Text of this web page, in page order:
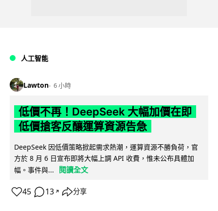
人工智能
Lawton 6 小時
低價不再！DeepSeek 大幅加價在即
低價搶客反釀運算資源告急
DeepSeek 因低價策略掀起需求熱潮，運算資源不勝負荷，官
方於 8 月 6 日宣布即將大幅上調 API 收費，惟未公布具體加
幅。事件與...
閱讀全文
45 13 ↗ 分享